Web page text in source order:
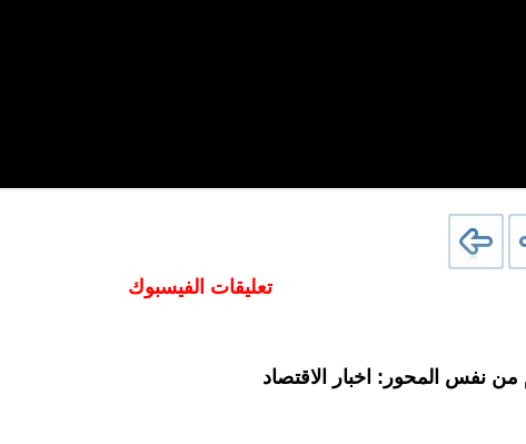
تعليقات الفيسبوك
من نفس المحور: اخبار الاقتصاد